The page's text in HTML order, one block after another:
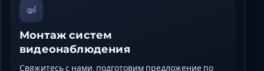
Монтаж систем
видеонаблюдения
Свяжитесь с нами, подготовим предложение по